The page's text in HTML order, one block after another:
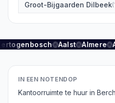
Groot-Bijgaarden Dilbeek(
Aalst Almere
IN EEN NOTENDOP
Kantoorruimte te huur in